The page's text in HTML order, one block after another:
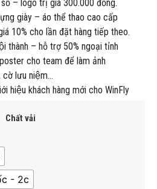
– logo trị giá 300.000 đồng.
giày – áo thể thao cao cấp
10% cho lần đặt hàng tiếp theo.
thành – hỗ trợ 50% ngoại tỉnh
cho team để làm ảnh
cờ lưu niệm…
hiệu khách hàng mới cho WinFly
Chất vải
- 2c